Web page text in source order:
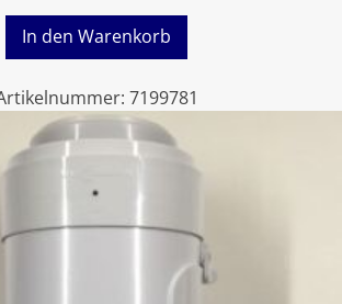
In den Warenkorb
7199781